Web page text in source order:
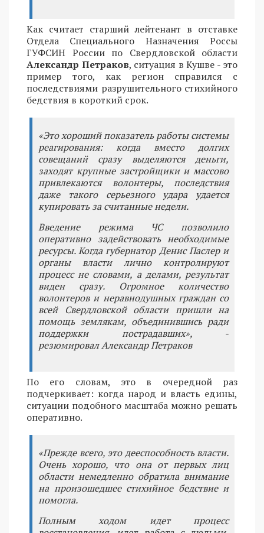
Как считает старший лейтенант в отставке
Отдела Специального Назначения Россы
ГУФСИН России по Свердловской области
Александр Петраков, ситуация в Кушве - это
пример того, как регион справился с
последствиями разрушительного стихийного
бедствия в короткий срок.
«Это хороший показатель работы системы
реагирования: когда вместо долгих
совещаний сразу выделяются деньги,
заходят крупные застройщики и массово
привлекаются волонтеры, последствия
даже такого серьезного удара удается
купировать за считанные недели.
Введение режима ЧС позволило
оперативно задействовать необходимые
ресурсы. Когда губернатор Денис Паслер и
органы власти лично контролируют
процесс не словами, а делами, результат
виден сразу. Огромное количество
волонтеров и неравнодушных граждан со
всей Свердловской области пришли на
помощь землякам, объединившись ради
поддержки пострадавших», -
резюмировал Александр Петраков
По его словам, это в очередной раз
подчеркивает: когда народ и власть едины,
ситуации подобного масштаба можно решать
оперативно.
«Прежде всего, это дееспособность власти.
Очень хорошо, что она от первых лиц
области немедленно обратила внимание
на произошедшее стихийное бедствие и
помогла.
Полным ходом идет процесс